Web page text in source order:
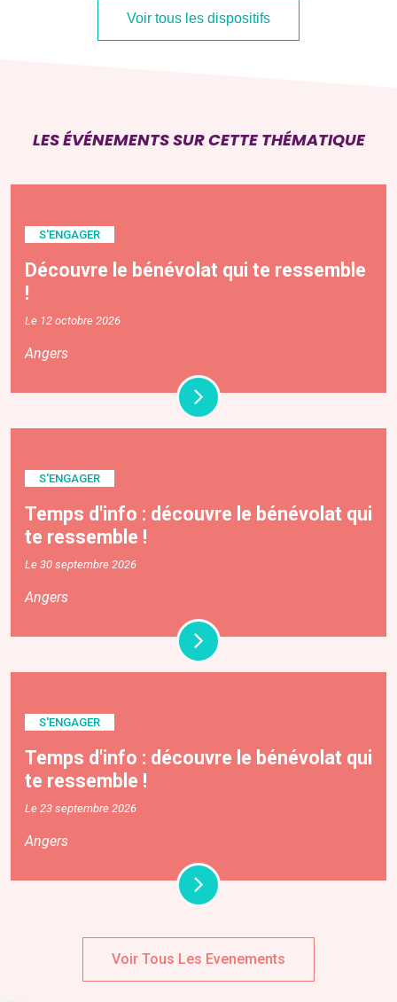
Voir tous les dispositifs
LES ÉVÉNEMENTS SUR CETTE THÉMATIQUE
S'ENGAGER
Découvre le bénévolat qui te ressemble
!
Le 12 octobre 2026
Angers
S'ENGAGER
Temps d'info : découvre le bénévolat qui
te ressemble !
Le 30 septembre 2026
Angers
S'ENGAGER
Temps d'info : découvre le bénévolat qui
te ressemble !
Le 23 septembre 2026
Angers
Voir Tous Les Evenements